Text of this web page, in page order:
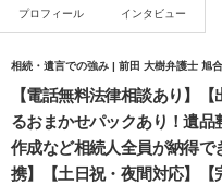
プロフィール インタビュー
相続・遺言での強み | 前田 大樹弁護士 旭
【電話無料法律相談あり】
るおまかせパックあり！遺
作成など相続人全員が納得
携】【土日祝・夜間対応】【